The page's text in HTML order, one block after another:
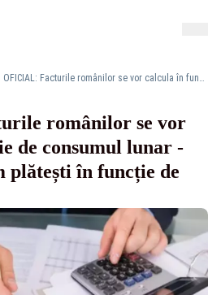
OFICIAL: Facturile românilor se vor calcula în funcție de consumul lunar - ANALIZĂ: cum plătești în funcție de consum
românilor se vor
de consumul lunar -
în funcție de